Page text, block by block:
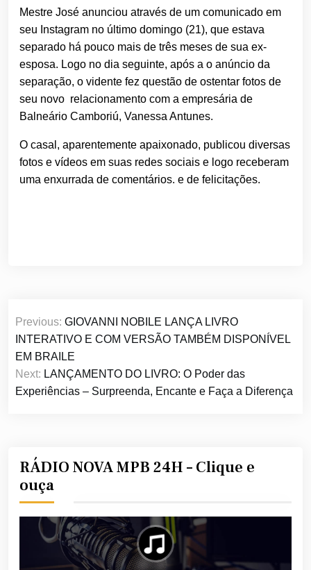
Mestre José anunciou através de um comunicado em
seu Instagram no último domingo (21), que estava
separado há pouco mais de três meses de sua ex-
esposa. Logo no dia seguinte, após a o anúncio da
separação, o vidente fez questão de ostentar fotos de
seu novo relacionamento com a empresária de
Balneário Camboriú, Vanessa Antunes.
O casal, aparentemente apaixonado, publicou diversas
fotos e vídeos em suas redes sociais e logo receberam
uma enxurrada de comentários. e de felicitações.
Navegação
de
Post
Previous: GIOVANNI NOBILE LANÇA LIVRO
INTERATIVO E COM VERSÃO TAMBÉM DISPONÍVEL
EM BRAILE
Next: LANÇAMENTO DO LIVRO: O Poder das
Experiências – Surpreenda, Encante e Faça a Diferença
RÁDIO NOVA MPB 24H – Clique e
ouça